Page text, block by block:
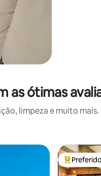
as ótimas
limpeza e muito mais.
Entre os